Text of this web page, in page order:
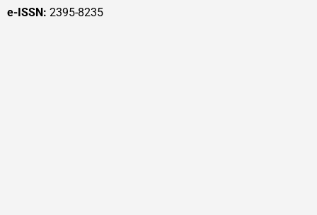
e-ISSN: 2395-8235